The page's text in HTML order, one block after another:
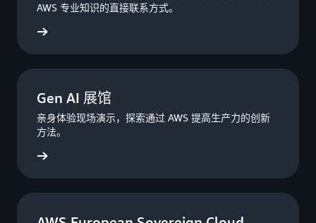
AWS 专业知识的直接联系方式。
Gen AI 展馆
亲身体验现场演示，探索通过 AWS 提高生产力的创新
方法。